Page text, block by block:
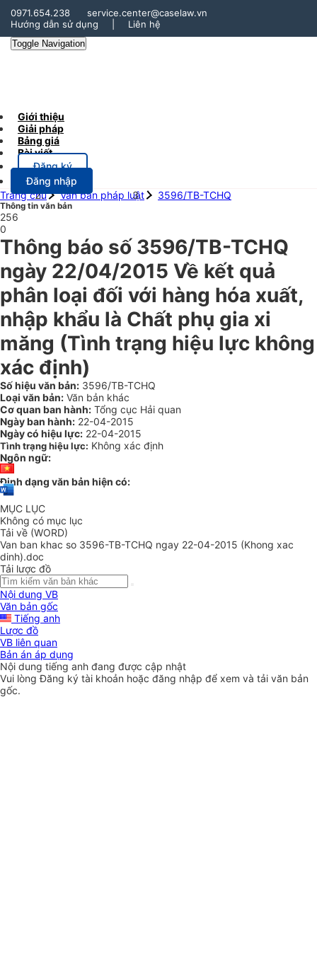
0971.654.238
service.center@caselaw.vn
Hướng dẫn sử dụng
Liên hệ
Toggle Navigation
Giới thiệu
Giải pháp
Bảng giá
Bài viết
Đăng ký
Đăng nhập
Trang chủ
Văn bản pháp luật 3596/TB-TCHQ
Thông tin văn bản
256
0
Thông báo số 3596/TB-TCHQ
ngày 22/04/2015 Về kết quả
phân loại đối với hàng hóa xuất,
nhập khẩu là Chất phụ gia xi
măng (Tình trạng hiệu lực không
xác định)
Số hiệu văn bản: 3596/TB-TCHQ
Loại văn bản: Văn bản khác
Cơ quan ban hành: Tổng cục Hải quan
Ngày ban hành: 22-04-2015
Ngày có hiệu lực: 22-04-2015
Tình trạng hiệu lực: Không xác định
Ngôn ngữ:
Định dạng văn bản hiện có:
MỤC LỤC
Không có mục lục
Tải về (WORD)
Van ban khac so 3596-TB-TCHQ ngay 22-04-2015 (Khong xac
dinh).doc
Tải lược đồ
Nội dung VB
Văn bản gốc
Tiếng anh
Lược đồ
VB liên quan
Bản án áp dụng
Nội dung tiếng anh đang được cập nhật
Vui lòngĐăng ký tài khoản hoặc đăng nhập để xem và tải văn bản
gốc.